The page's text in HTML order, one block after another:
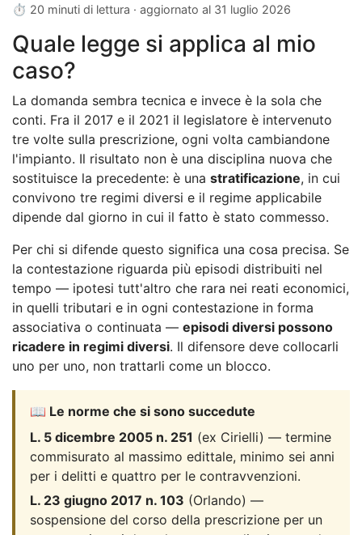
⏱ 20 minuti di lettura · aggiornato al 31 luglio 2026
Quale legge si applica al mio
caso?
La domanda sembra tecnica e invece è la sola che
conti. Fra il 2017 e il 2021 il legislatore è intervenuto
tre volte sulla prescrizione, ogni volta cambiandone
l'impianto. Il risultato non è una disciplina nuova che
sostituisce la precedente: è una stratificazione, in cui
convivono tre regimi diversi e il regime applicabile
dipende dal giorno in cui il fatto è stato commesso.
Per chi si difende questo significa una cosa precisa. Se
la contestazione riguarda più episodi distribuiti nel
tempo — ipotesi tutt'altro che rara nei reati economici,
in quelli tributari e in ogni contestazione in forma
associativa o continuata — episodi diversi possono
ricadere in regimi diversi. Il difensore deve collocarli
uno per uno, non trattarli come un blocco.
📖 Le norme che si sono succedute
L. 5 dicembre 2005 n. 251 (ex Cirielli) — termine
commisurato al massimo edittale, minimo sei anni
per i delitti e quattro per le contravvenzioni.
L. 23 giugno 2017 n. 103 (Orlando) —
sospensione del corso della prescrizione per un